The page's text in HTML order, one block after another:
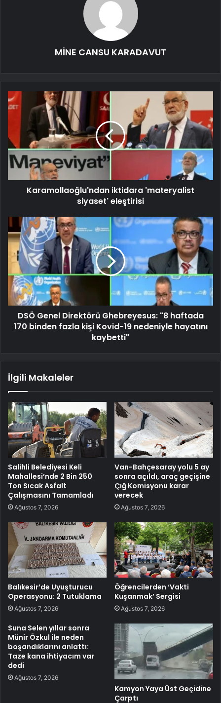
MİNE CANSU KARADAVUT
Karamollaoğlu'ndan iktidara 'materyalist
siyaset' eleştirisi
DSÖ Genel Direktörü Ghebreyesus: "8 haftada
170 binden fazla kişi Kovid-19 nedeniyle hayatını
kaybetti"
İlgili Makaleler
Salihli Belediyesi Keli
Mahallesi’nde 2 Bin 250
Ton Sıcak Asfalt
Çalışmasını Tamamladı
Ağustos 7, 2026
Van-Bahçesaray yolu 5 ay
sonra açıldı, araç geçişine
Çığ Komisyonu karar
verecek
Ağustos 7, 2026
Balıkesir’de Uyuşturucu
Operasyonu: 2 Tutuklama
Ağustos 7, 2026
Öğrencilerden ‘Vakti
Kuşanmak’ Sergisi
Ağustos 7, 2026
Suna Selen yıllar sonra
Münir Özkul ile neden
boşandıklarını anlattı:
Taze kana ihtiyacım var
dedi
Ağustos 7, 2026
Kamyon Yaya Üst Geçidine
Çarptı